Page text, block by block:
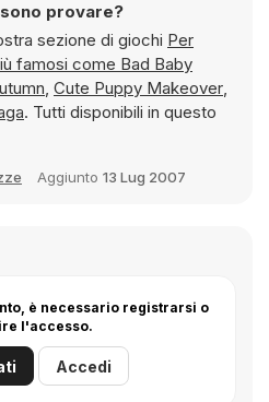
provare?
sezione di giochi Per
più famosi come Bad Baby
, Cute Puppy Makeover,
. Tutti disponibili in questo
Aggiunto 13 Lug 2007
è necessario registrarsi o
l'accesso.
Accedi